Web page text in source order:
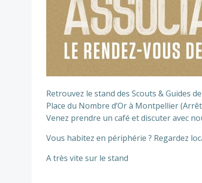
Retrouvez le stand des Scouts & Guides
Place du Nombre d’Or à Montpellier
Venez prendre un café et discuter avec
Vous habitez en périphérie ? Regardez
A très vite sur le stand